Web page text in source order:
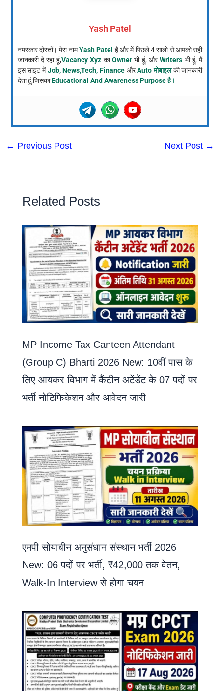
Yash Patel
नमस्कार दोस्तों। मेरा नामYash Patel है और में पिछले 4 सालो से आपको सही
जानकारी दे रहा हूं,Vacancy Xyz काOwnerभी हूं, औरWriters भी हूं, मैं
इस साइट मेंJob, News,Tech, Finance औरAuto मोबाइलकी जानकारी
देता हूं,जिसकाEducational And Awareness Purpose है।
← Previous Post Next Post →
Related Posts
MP Income Tax Canteen Attendant
(Group C) Bharti 2026 New: 10वीं पास के
लिए आयकर विभाग में कैंटीन अटेंडेंट के 07 पदों पर
भर्ती नोटिफिकेशन और आवेदन जारी
एमपी सोयाबीन अनुसंधान संस्थान भर्ती 2026
New: 06 पदों पर भर्ती, ₹42,000 तक वेतन,
Walk-In Interview से होगा चयन